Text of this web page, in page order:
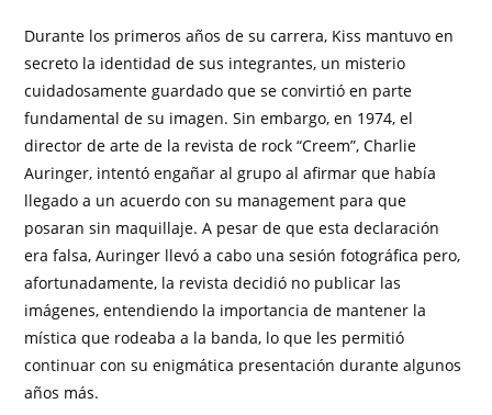
Durante los primeros años de su carrera, Kiss mantuvo en
secreto la identidad de sus integrantes, un misterio
cuidadosamente guardado que se convirtió en parte
fundamental de su imagen. Sin embargo, en 1974, el
director de arte de la revista de rock “Creem”, Charlie
Auringer, intentó engañar al grupo al afirmar que había
llegado a un acuerdo con su management para que
posaran sin maquillaje. A pesar de que esta declaración
era falsa, Auringer llevó a cabo una sesión fotográfica pero,
afortunadamente, la revista decidió no publicar las
imágenes, entendiendo la importancia de mantener la
mística que rodeaba a la banda, lo que les permitió
continuar con su enigmática presentación durante algunos
años más.